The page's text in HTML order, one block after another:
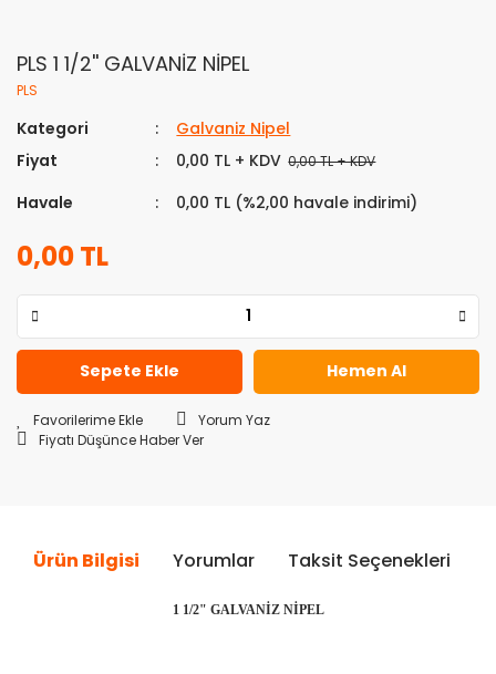
PLS 1 1/2'' GALVANİZ NİPEL
PLS
Kategori
Galvaniz Nipel
Fiyat
0,00 TL + KDV 0,00 TL + KDV
Havale 0,00 TL (%2,00 havale indirimi)
0,00 TL
Sepete Ekle Hemen Al
Yorum Yaz
Fiyatı Düşünce Haber Ver
Ürün Bilgisi Yorumlar Taksit Seçenekleri
1 1/2" GALVANİZ NİPEL